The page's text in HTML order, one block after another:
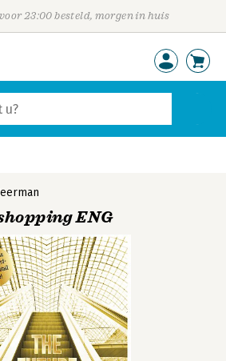
23:00 besteld, morgen in huis
ENG